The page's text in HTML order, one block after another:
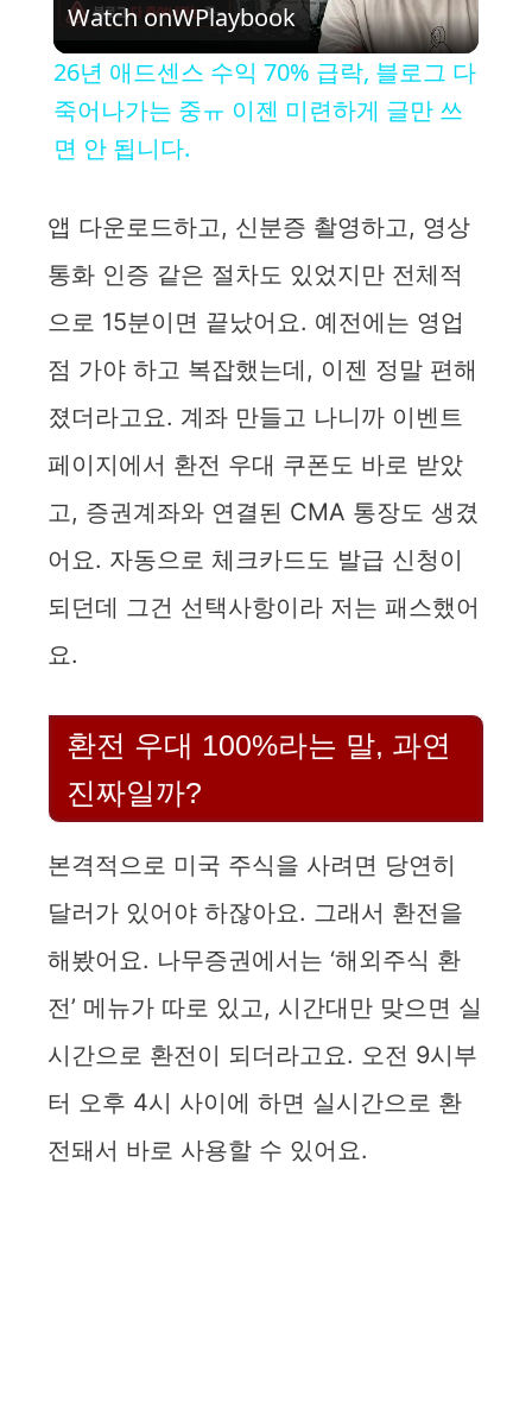
l
a
V
i
d
e
o
Watch onWPlaybook
26년 애드센스 수익 70% 급락, 블로그 다
죽어나가는 중ㅠ 이젠 미련하게 글만 쓰
면 안 됩니다.
앱 다운로드하고, 신분증 촬영하고, 영상
통화 인증 같은 절차도 있었지만 전체적
으로 15분이면 끝났어요. 예전에는 영업
점 가야 하고 복잡했는데, 이젠 정말 편해
졌더라고요. 계좌 만들고 나니까 이벤트
페이지에서 환전 우대 쿠폰도 바로 받았
고, 증권계좌와 연결된 CMA 통장도 생겼
어요. 자동으로 체크카드도 발급 신청이
되던데 그건 선택사항이라 저는 패스했어
요.
환전 우대 100%라는 말, 과연
진짜일까?
본격적으로 미국 주식을 사려면 당연히
달러가 있어야 하잖아요. 그래서 환전을
해봤어요. 나무증권에서는 ‘해외주식 환
전’ 메뉴가 따로 있고, 시간대만 맞으면 실
시간으로 환전이 되더라고요. 오전 9시부
터 오후 4시 사이에 하면 실시간으로 환
전돼서 바로 사용할 수 있어요.